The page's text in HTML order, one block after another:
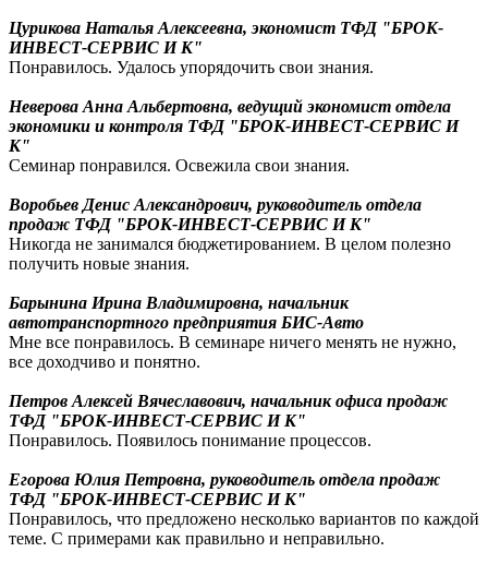
Цурикова Наталья Алексеевна, экономист ТФД "БРОК-
ИНВЕСТ-СЕРВИС И К"
Понравилось. Удалось упорядочить свои знания.
Неверова Анна Альбертовна, ведущий экономист отдела
экономики и контроля ТФД "БРОК-ИНВЕСТ-СЕРВИС И
К"
Семинар понравился. Освежила свои знания.
Воробьев Денис Александрович, руководитель отдела
продаж ТФД "БРОК-ИНВЕСТ-СЕРВИС И К"
Никогда не занимался бюджетированием. В целом полезно
получить новые знания.
Барынина Ирина Владимировна, начальник
автотранспортного предприятия БИС-Авто
Мне все понравилось. В семинаре ничего менять не нужно,
все доходчиво и понятно.
Петров Алексей Вячеславович, начальник офиса продаж
ТФД "БРОК-ИНВЕСТ-СЕРВИС И К"
Понравилось. Появилось понимание процессов.
Егорова Юлия Петровна, руководитель отдела продаж
ТФД "БРОК-ИНВЕСТ-СЕРВИС И К"
Понравилось, что предложено несколько вариантов по каждой
теме. С примерами как правильно и неправильно.